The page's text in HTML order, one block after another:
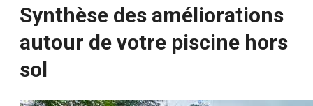
Synthèse des améliorations
autour de votre piscine hors
sol